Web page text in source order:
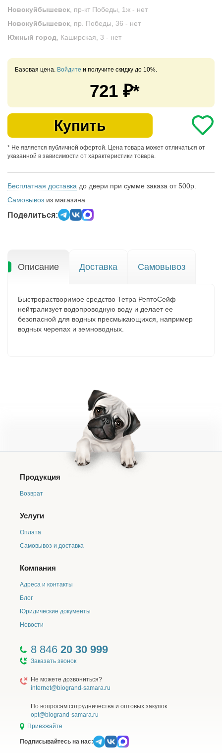
Новокуйбышевск , пр-кт Победы, 1ж - нет
Новокуйбышевск , пр. Победы, 36 - нет
Южный город , Каширская, 3 - нет
Базовая цена. Войдите и получите скидку до 10%.
721 ₽*
Купить
* Не является публичной офертой. Цена товара может отличаться от
указанной в зависимости от характеристики товара.
Бесплатная доставка до двери при сумме заказа от 500р.
Самовывоз из магазина
Поделиться:
Описание Доставка Самовывоз
Быстрорастворимое средство Тетра РептоСейф
нейтрализует водопроводную воду и делает ее
безопасной для водных пресмыкающихся, например
водных черепах и земноводных.
Продукция
Возврат
Услуги
Оплата
Самовывоз и доставка
Компания
Адреса и контакты
Блог
Юридические документы
Новости
8 846 20 30 999
Заказать звонок
Не можете дозвониться?
internet@biogrand-samara.ru
По вопросам сотрудничества и оптовых закупок
opt@biogrand-samara.ru
Приезжайте
Подписывайтесь на нас: